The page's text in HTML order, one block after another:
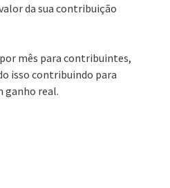
da sua contribuição
mês para contribuintes,
isso contribuindo para
ganho real.